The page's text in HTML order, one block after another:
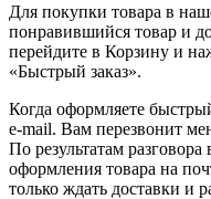
Для покупки товара в
понравившийся товар и
перейдите в Корзину и
«Быстрый заказ».
Когда оформляете
e-mail. Вам перезвонит
По результатам
оформления товара на
только ждать доставки и